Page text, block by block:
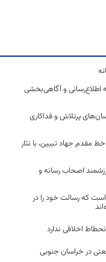
و آگاهی‌بخشی
پرتلاش و فداکاری
مقدم جهاد تبیین، با نثار
اصحاب رسانه و
که رسالت خود را در
اخلاقی ندارد
در خراسان جنوبی